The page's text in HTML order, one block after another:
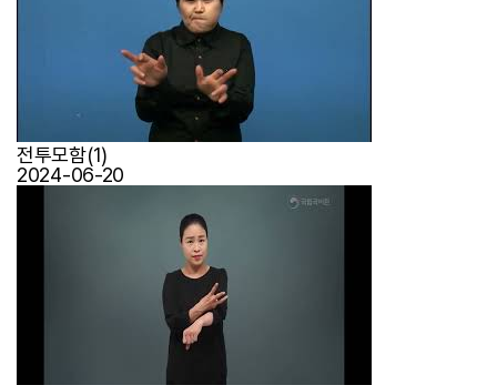
전투모함(1)
2024-06-20